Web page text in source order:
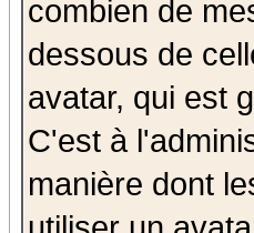
combien de
dessous de
avatar, qui est
C'est à
manière dont